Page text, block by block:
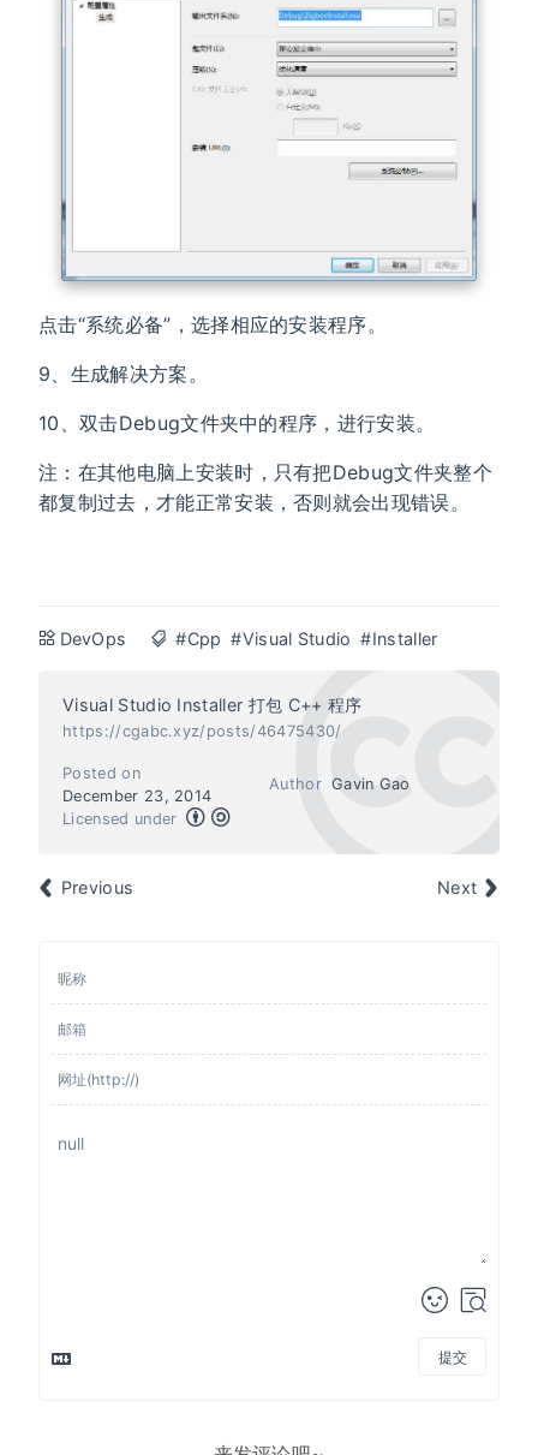
点击“系统必备”，选择相应的安装程序。
9、生成解决方案。
10、双击Debug文件夹中的程序，进行安装。
注：在其他电脑上安装时，只有把Debug文件夹整个
都复制过去，才能正常安装，否则就会出现错误。
DevOps #Cpp #Visual Studio #Installer
Visual Studio Installer 打包 C++ 程序
https://cgabc.xyz/posts/46475430/
Author Gavin Gao
Posted on
December 23, 2014
Licensed under
Previous Next
提交